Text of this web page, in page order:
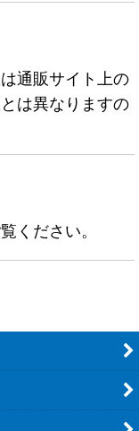
通販サイト上の
は異なりますの
ください。